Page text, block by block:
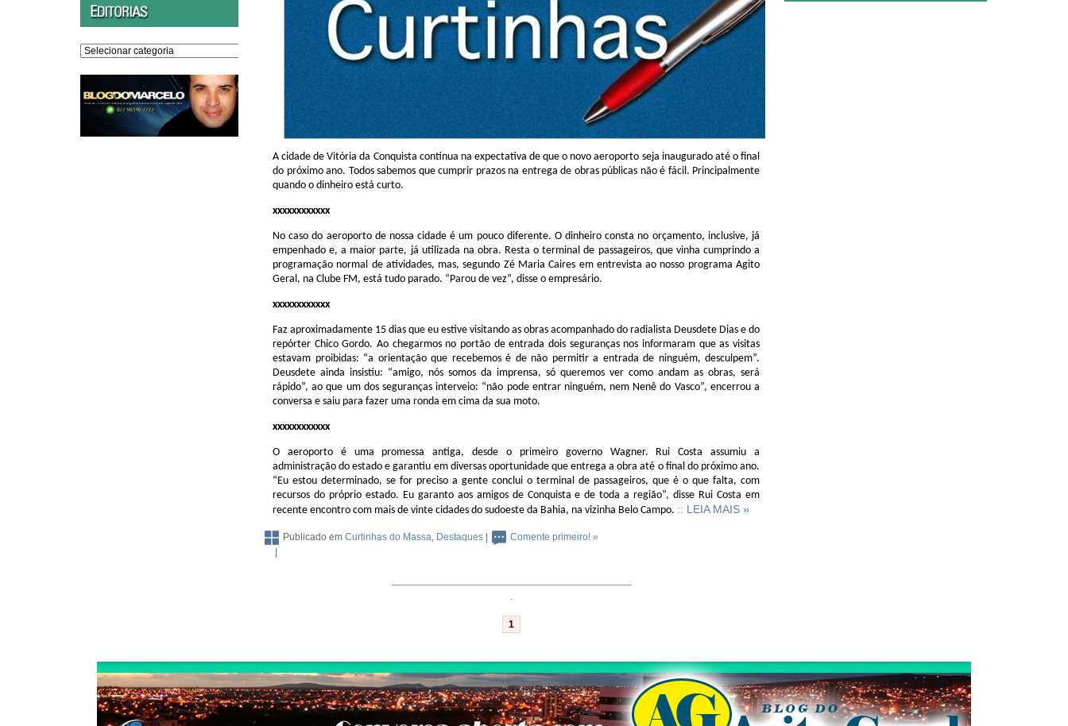
Editorias
A cidade de Vitória da Conquista continua na expectativa de que o novo aeroporto seja inaugurado até o final
do próximo ano. Todos sabemos que cumprir prazos na entrega de obras públicas não é fácil. Principalmente
quando o dinheiro está curto.
xxxxxxxxxxxx
No caso do aeroporto de nossa cidade é um pouco diferente. O dinheiro consta no orçamento, inclusive, já
empenhado e, a maior parte, já utilizada na obra. Resta o terminal de passageiros, que vinha cumprindo a
programação normal de atividades, mas, segundo Zé Maria Caires em entrevista ao nosso programa Agito
Geral, na Clube FM, está tudo parado. “Parou de vez”, disse o empresário.
xxxxxxxxxxxx
Faz aproximadamente 15 dias que eu estive visitando as obras acompanhado do radialista Deusdete Dias e do
repórter Chico Gordo. Ao chegarmos no portão de entrada dois seguranças nos informaram que as visitas
estavam proibidas: “a orientação que recebemos é de não permitir a entrada de ninguém, desculpem”.
Deusdete ainda insistiu: “amigo, nós somos da imprensa, só queremos ver como andam as obras, será
rápido”, ao que um dos seguranças interveio: “não pode entrar ninguém, nem Nenê do Vasco”, encerrou a
conversa e saiu para fazer uma ronda em cima da sua moto.
xxxxxxxxxxxx
O aeroporto é uma promessa antiga, desde o primeiro governo Wagner. Rui Costa assumiu a
administração do estado e garantiu em diversas oportunidade que entrega a obra até o final do próximo ano.
“Eu estou determinado, se for preciso a gente conclui o terminal de passageiros, que é o que falta, com
recursos do próprio estado. Eu garanto aos amigos de Conquista e de toda a região”, disse Rui Costa em
recente encontro com mais de vinte cidades do sudoeste da Bahia, na vizinha Belo Campo. :: LEIA MAIS »
Publicado em Curtinhas do Massa Destaques |
Comente primeiro! »
|
1